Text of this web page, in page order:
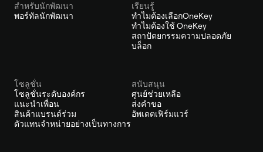
สำหรับนักพัฒนา
พอร์ทัลนักพัฒนา
เรียนรู้
ทำไมต้องเลือกOneKey
ทำไมต้องใช้ OneKey
สถาปัตยกรรมความปลอดภัย
บล็อก
โซลูชั่น
โซลูชั่นระดับองค์กร
แนะนำเพื่อน
สินค้าแบรนด์ร่วม
ตัวแทนจำหน่ายอย่างเป็นทางการ
สนับสนุน
ศูนย์ช่วยเหลือ
ส่งคำขอ
อัพเดตเฟิร์มแวร์